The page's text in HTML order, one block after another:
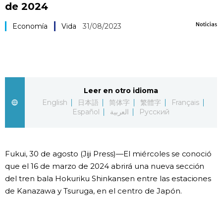
Русский
Política
Vida
Guía de Japón
de 2024
Noticias
Economía Vida 31/08/2023
Leer en otro idioma
English
日本語 简体字 繁體字
Français
Español
العربية Русский
Fukui, 30 de agosto (Jiji Press)—El miércoles se conoció
que el 16 de marzo de 2024 abrirá una nueva sección
del tren bala Hokuriku Shinkansen entre las estaciones
de Kanazawa y Tsuruga, en el centro de Japón.